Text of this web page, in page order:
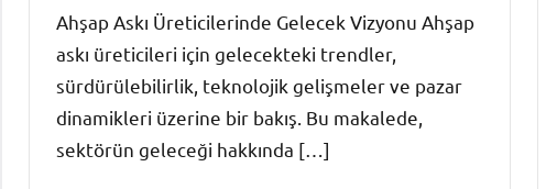
Ahşap Askı Üreticilerinde Gelecek Vizyonu Ahşap
askı üreticileri için gelecekteki trendler,
sürdürülebilirlik, teknolojik gelişmeler ve pazar
dinamikleri üzerine bir bakış. Bu makalede,
sektörün geleceği hakkında […]